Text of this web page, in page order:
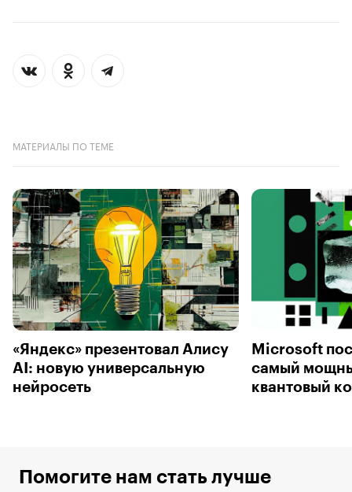
МАТЕРИАЛЫ ПО ТЕМЕ
«Яндекс» презентовал Алису
AI: новую универсальную
нейросеть
Microsoft
самый
квантовый
Помогите нам стать лучше